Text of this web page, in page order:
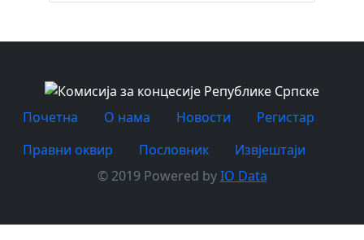
Почетна O нама Новости
Регистар
Правни оквир
Пословник
Извјештаји
© 2019 Powered byIO Data